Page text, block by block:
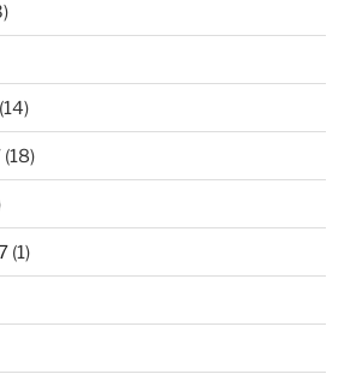
(14)
(18)
(1)